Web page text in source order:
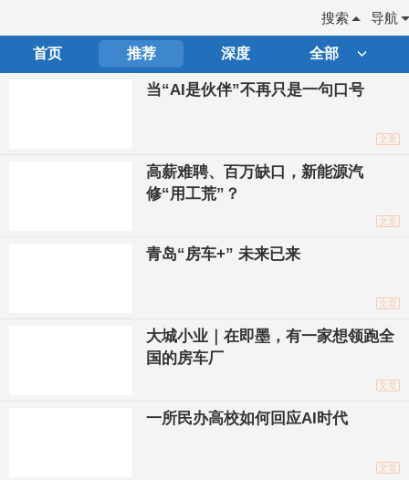
导航
搜索
首页 推荐 深度 全部
当“AI是伙伴”不再只是一句口号
文章
高薪难聘、百万缺口，新能源汽
修“用工荒”？
文章
青岛“房车+” 未来已来
文章
大城小业｜在即墨，有一家想领跑全
国的房车厂
文章
一所民办高校如何回应AI时代
文章